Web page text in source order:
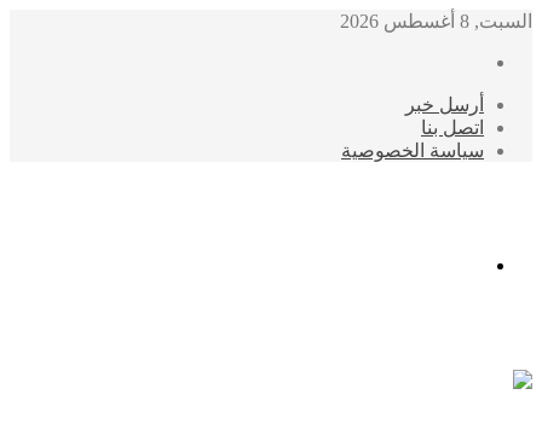
السبت, 8 أغسطس 2026
أرسل خبر
اتصل بنا
سياسة الخصوصية